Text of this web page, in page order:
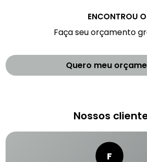
ENCONTROU
Faça seu orçamento
Quero meu
Nossos